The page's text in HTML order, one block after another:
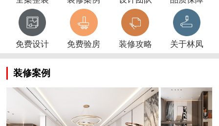
免费设计 免费验房 装修攻略 关于林凤
装修案例